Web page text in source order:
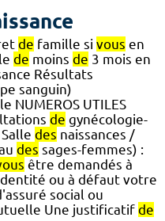
de famille si vous en
de moins de 3 mois en
Résultats
sanguin)
NUMEROS UTILES
de gynécologie-
des naissances /
des sages-femmes) :
être demandés à
ou à défaut votre
social ou
Une justificatif de